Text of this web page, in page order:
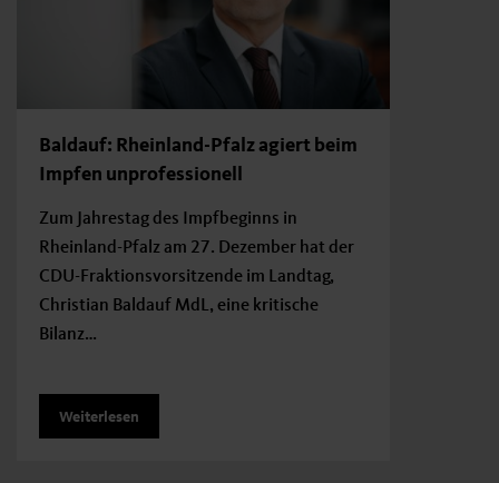
Baldauf: Rheinland-Pfalz agiert beim
Impfen unprofessionell
Zum Jahrestag des Impfbeginns in
Rheinland-Pfalz am 27. Dezember hat der
CDU-Fraktionsvorsitzende im Landtag,
Christian Baldauf MdL, eine kritische
Bilanz…
Weiterlesen